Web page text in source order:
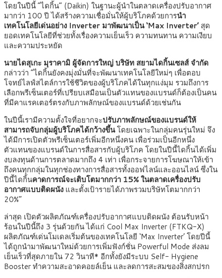
โดยในปีนี้ “ไดกิ้น” (Daikin) ในฐานะผู้นำในตลาดเครื่องปรับอากาศ
มากว่า 100 ปี ได้สร้างความเชื่อมั่นให้ผู้บริโภคด้วยการนำ
เทคโนโลยีเด่นอย่าง Inverter มาพัฒนาเป็น ‘Max Inverter’ สุด
ยอดเทคโนโลยีที่ช่วยทั้งเรื่องความเย็นเร็ว ความทนทาน ความเงียบ
และความประหยัด
นายไดสุเกะ มุราคามิ ผู้จัดการใหญ่ บริษัท สยามไดกิ้นเซลส์ จำกัด
กล่าวว่า “ไดกิ้นยังคงมุ่งมั่นที่จะพัฒนาเทคโนโลยีใหม่ๆ เพื่อตอบ
โจทย์ไลฟ์สไตล์การใช้ชีวิตของผู้บริโภคได้ในทุกแง่มุม รวมถึงการ
เลือกพรีเซ็นเตอร์ที่เปรียบเสมือนเป็นตัวแทนของแบรนด์ก็ต้องเป็นคน
ที่มีคาแรคเตอร์ตรงกับภาพลักษณ์ของแบรนด์ด้วยเช่นกัน
ในปีนี้เรามีความตั้งใจที่อยากจะปรับภาพลักษณ์ของแบรนด์ให้
สามารถจับกลุ่มผู้บริโภคได้กว้างขึ้นโดยเฉพาะในกลุ่มคนรุ่นใหม่ จึง
ได้มีการเปิดตัวพรีเซ็นเตอร์เพิ่มอีกหนึ่งคน เพื่อร่วมเป็นอีกหนึ่ง
ตัวแทนของแบรนด์ในการสื่อสารกับผู้บริโภค โดยในปีนี้ไดกิ้นได้เพิ่ม
งบลงทุนด้านการตลาดมากถึง 4 เท่า เพื่อกระจายการโฆษณาให้เข้า
ถึงคนทุกกลุ่มในทุกช่องทางการสื่อสารทั้งออฟไลน์และออนไลน์ ซึ่งใน
ปีนี้ไดกิ้นคาดการณ์จะเติบโตมากกว่า 15% ในตลาดเครื่องปรับ
อากาศแบบติดผนัง และตั้งเป้ารายได้ภาพรวมบริษัทโตมากกว่า
20%”
ล่าสุด เปิดตัวผลิตภัณฑ์เครื่องปรับอากาศแบบติดผนัง ต้อนรับหน้า
ร้อนในปีนี้ถึง 3 รุ่นด้วยกัน ได้แก่ Cool Max Inverter (FTKQ-X)
ผลิตภัณฑ์เด่นโมเดลเริ่มต้นของเทคโนโลยี ‘Max Inverter’ โดยปีนี้
ได้ถูกนำมาพัฒนาใหม่ด้วยการเพิ่มฟังก์ชั่น Powerful Mode ส่งลม
เย็นเร็วที่สุดภายใน 72 วินาที* อีกทั้งยังมีระบบ Self- Hygiene
Booster ทำความสะอาดคอยล์เย็น และลดการสะสมของสิ่งสกปรก